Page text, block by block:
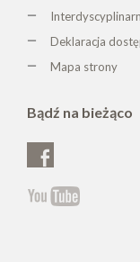
Deklaracja
Mapa strony
Bądź na bieżąco